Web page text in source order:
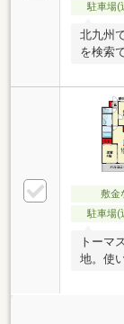
駐車場(
北九州
を検索
敷金
駐車場(
トーマ
地。使